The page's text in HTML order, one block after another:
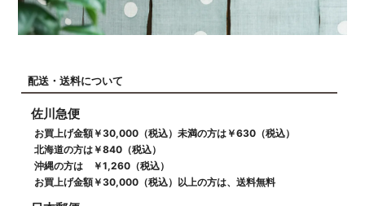
配送・送料について
佐川急便
お買上げ金額￥30,000（税込）未満の方は￥630（税込）
北海道の方は￥840（税込）
沖縄の方は ￥1,260（税込）
お買上げ金額￥30,000（税込）以上の方は、送料無料